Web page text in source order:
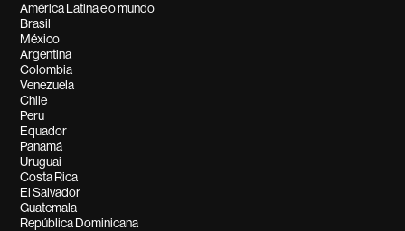
América Latina e o mundo
Brasil
México
Argentina
Colombia
Venezuela
Chile
Peru
Equador
Panamá
Uruguai
Costa Rica
El Salvador
Guatemala
República Dominicana